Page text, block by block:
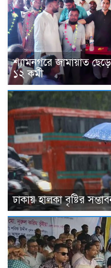
শ্যামনগরে জামায়াত
১২ কর্মী
ঢাকায় হালকা বৃষ্টির